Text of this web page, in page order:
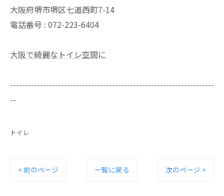
大阪府堺市堺区七道西町7-14
電話番号 : 072-223-6404
大阪で綺麗なトイレ空間に
--------------------------------------------------------------------
--
トイレ
< 前のページ 一覧に戻る 次のページ >